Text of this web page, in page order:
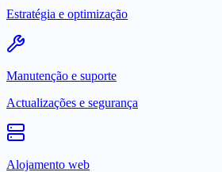
Estratégia e optimização
Manutenção e suporte
Actualizações e segurança
Alojamento web